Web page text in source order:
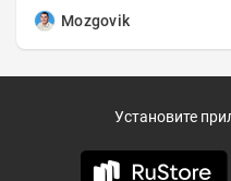
Mozgovik
Установите